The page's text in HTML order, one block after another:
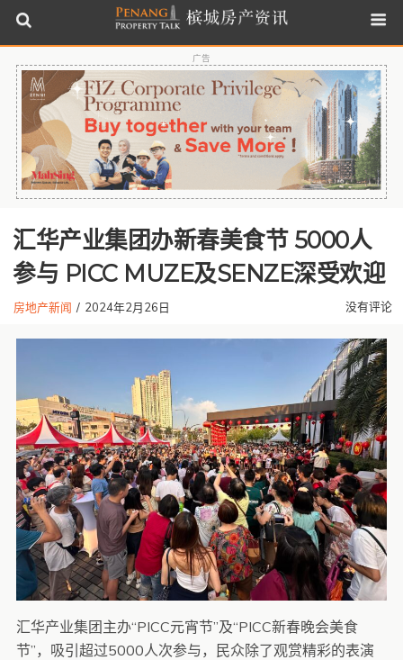
广告
汇华产业集团办新春美食节 5000人
参与 PICC MUZE及SENZE深受欢迎
房地产新闻 / 2024年2月26日 没有评论
汇华产业集团主办“PICC元宵节”及“PICC新春晚会美食
节”，吸引超过5000人次参与，民众除了观赏精彩的表演